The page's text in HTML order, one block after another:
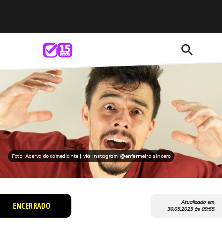
search
Foto: Acervo do comediante | via Instagram @enfermeiro.sincero
ENCERRADO
Atualizado em
30.05.2025às 09:55